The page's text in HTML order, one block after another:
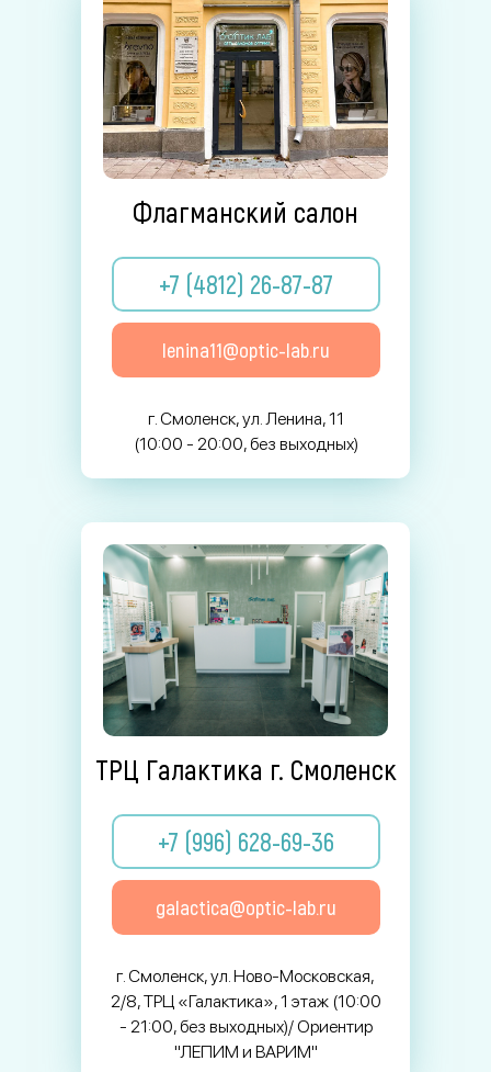
г. Смоленск, ул. Ленина, 11
(10:00 - 20:00, без выходных)
Флагманский салон
+7 (4812) 26-87-87
lenina11@optic-lab.ru
+7 (996) 628-69-36
galactica@optic-lab.ru
ТРЦ Галактика г. Смоленск
г. Смоленск, ул. Ново-Московская,
2/8, ТРЦ «Галактика», 1 этаж (10:00
- 21:00, без выходных)/ Ориентир
"ЛЕПИМ и ВАРИМ"